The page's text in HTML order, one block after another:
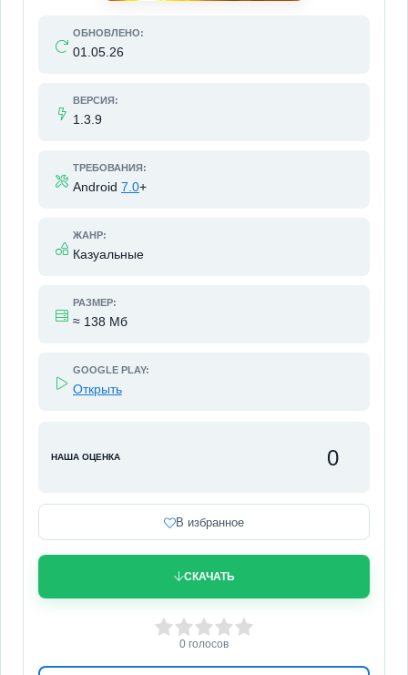
ОБНОВЛЕНО:
01.05.26
ВЕРСИЯ:
1.3.9
ТРЕБОВАНИЯ:
Android 7.0+
ЖАНР:
Казуальные
РАЗМЕР:
≈ 138 Мб
GOOGLE PLAY:
Открыть
НАША ОЦЕНКА 0
В избранное
СКАЧАТЬ
3 4 5
0 голосов